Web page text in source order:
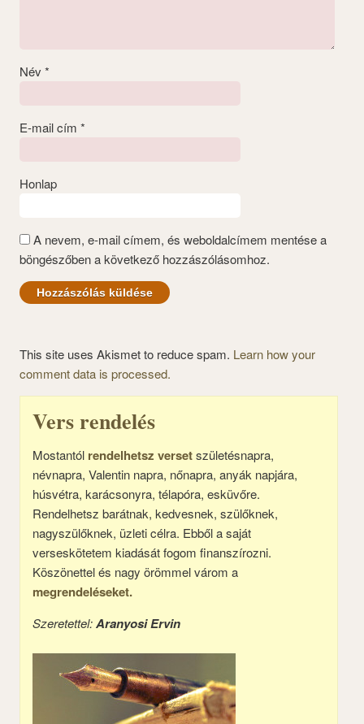
Név *
E-mail cím *
Honlap
A nevem, e-mail címem, és weboldalcímem mentése a
böngészőben a következő hozzászólásomhoz.
This site uses Akismet to reduce spam. Learn how your
comment data is processed.
Vers rendelés
Mostantól rendelhetsz versetszületésnapra,
névnapra, Valentin napra, nőnapra, anyák napjára,
húsvétra, karácsonyra, télapóra, esküvőre.
Rendelhetsz barátnak, kedvesnek, szülőknek,
nagyszülőknek, üzleti célra. Ebből a saját
verseskötetem kiadását fogom finanszírozni.
Köszönettel és nagy örömmel várom a
megrendeléseket.
Szeretettel:Aranyosi Ervin